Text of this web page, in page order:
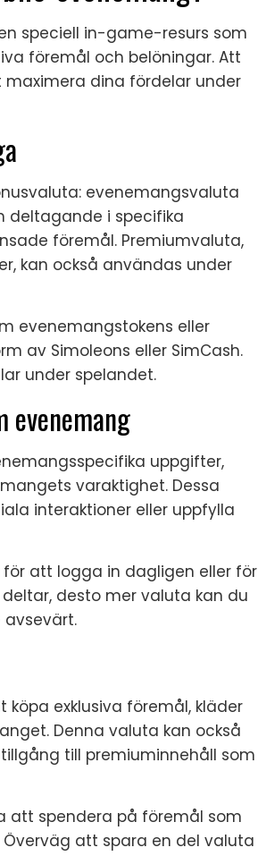
speciell in-game-resurs som
föremål och belöningar. Att
dina fördelar under
evenemangsvaluta
deltagande i specifika
föremål. Premiumvaluta,
kan också användas under
evenemangstokens eller
av Simoleons eller SimCash.
under spelandet.
evenemang
uppgifter,
varaktighet. Dessa
interaktioner eller uppfylla
att logga in dagligen eller för
desto mer valuta kan du
exklusiva föremål, kläder
Denna valuta kan också
till premiuminnehåll som
att spendera på föremål som
att spara en del valuta